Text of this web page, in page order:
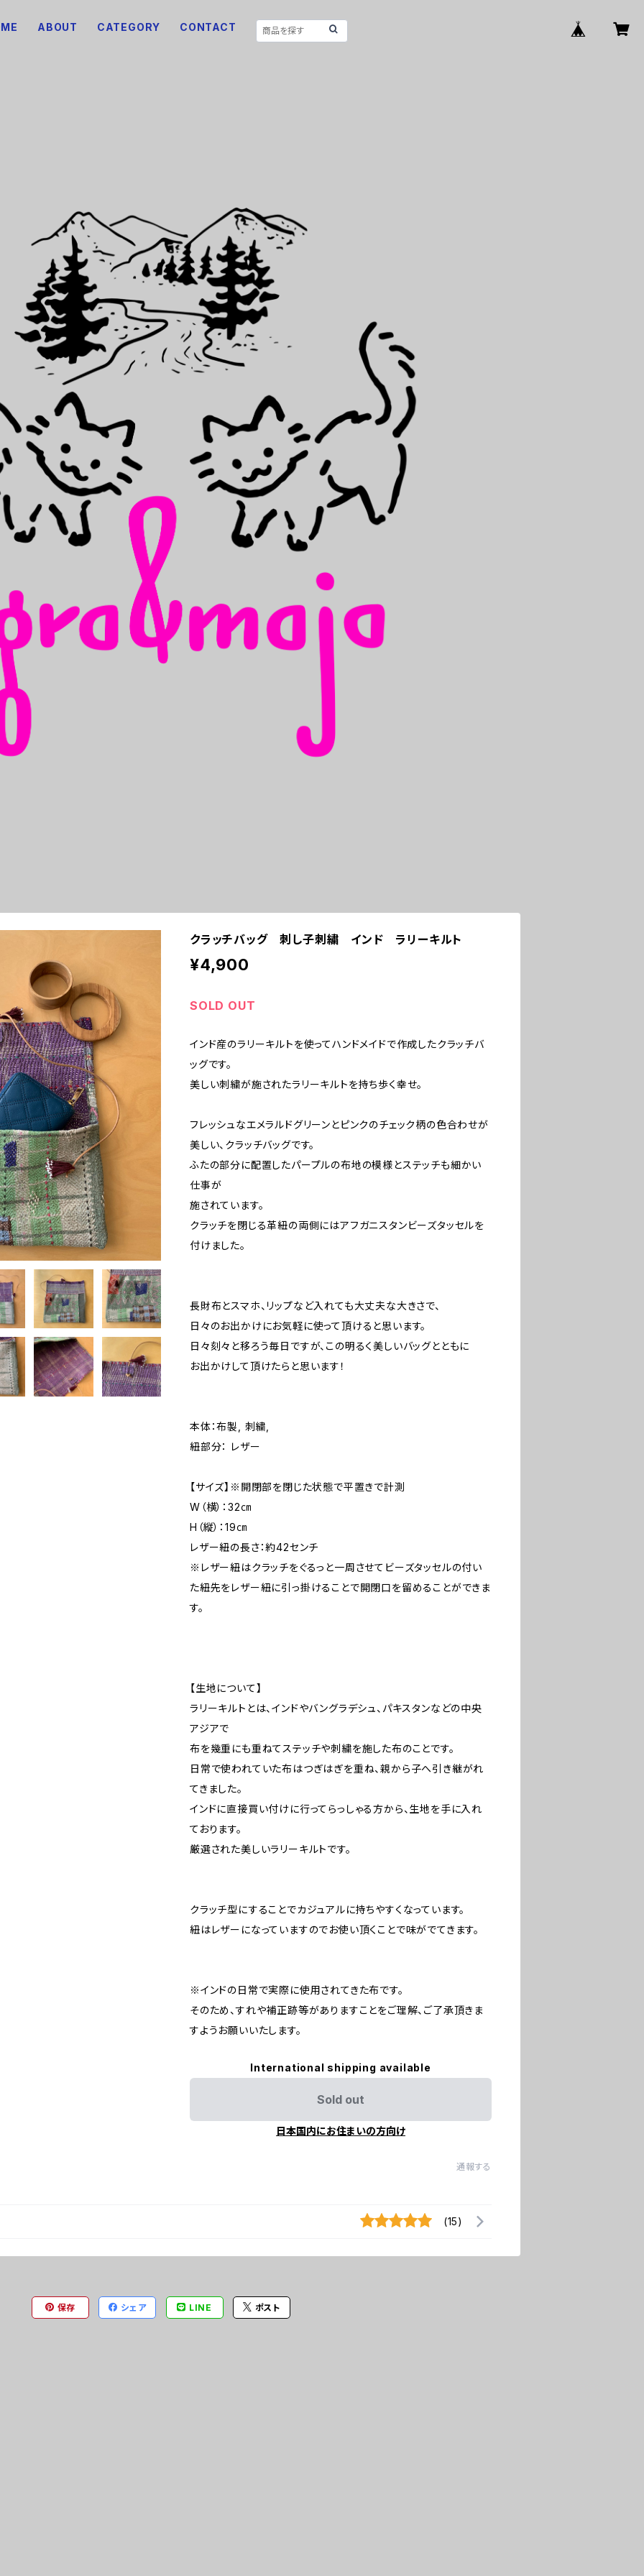
ABOUT CATEGORY CONTACT
クラッチバッグ 刺し子刺繍 インド ラリーキルト
¥4,900
SOLD OUT
インド産のラリーキルトを使ってハンドメイドで作成したクラッチバ
ッグです。
美しい刺繍が施されたラリーキルトを持ち歩く幸せ。
フレッシュなエメラルドグリーンとピンクのチェック柄の色合わせが
美しい、クラッチバッグです。
ふたの部分に配置したパープルの布地の模様とステッチも細かい
仕事が
施されています。
クラッチを閉じる革紐の両側にはアフガニスタンビーズタッセルを
付けました。
長財布とスマホ、リップなど入れても大丈夫な大きさで、
日々のお出かけにお気軽に使って頂けると思います。
日々刻々と移ろう毎日ですが、この明るく美しいバッグとともに
お出かけして頂けたらと思います！
本体：布製, 刺繍,
紐部分： レザー
【サイズ】※開閉部を閉じた状態で平置きで計測
W（横）：32㎝
H（縦）：19㎝
レザー紐の長さ：約42センチ
※レザー紐はクラッチをぐるっと一周させてビーズタッセルの付い
た紐先をレザー紐に引っ掛けることで開閉口を留めることができま
す。
【生地について】
ラリーキルトとは、インドやバングラデシュ、パキスタンなどの中央
アジアで
布を幾重にも重ねてステッチや刺繍を施した布のことです。
日常で使われていた布はつぎはぎを重ね、親から子へ引き継がれ
てきました。
インドに直接買い付けに行ってらっしゃる方から、生地を手に入れ
ております。
厳選された美しいラリーキルトです。
クラッチ型にすることでカジュアルに持ちやすくなっています。
紐はレザーになっていますのでお使い頂くことで味がでてきます。
※インドの日常で実際に使用されてきた布です。
そのため、すれや補正跡等がありますことをご理解、ご了承頂きま
すようお願いいたします。
International shipping available
Sold out
日本国内にお住まいの方向け
通報する
(15)
保存 シェア LINE ポスト